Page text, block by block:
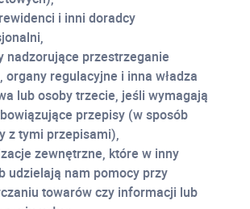
i inni doradcy
nadzorujące przestrzeganie
organy regulacyjne i inna władza
lub osoby trzecie, jeśli wymagają
przepisy (w sposób
z tymi przepisami),
zewnętrzne, które w inny
udzielają nam pomocy przy
towarów czy informacji lub